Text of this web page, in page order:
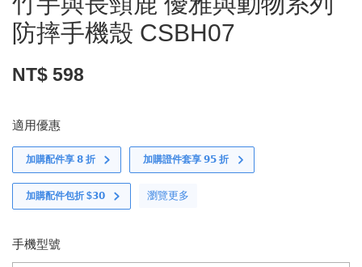
防摔手機殼 CSBH07
NT$ 598
適用優惠
加購配件享 𝟴 折 加購證件套享 𝟵𝟱 折
加購配件包折 $𝟯𝟬 瀏覽更多
手機型號